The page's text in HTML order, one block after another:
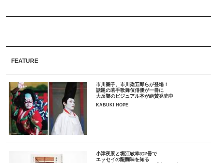
FEATURE
市川團子、市川染五郎らが登場！
話題の若手歌舞伎俳優が一冊に
大反響のビジュアル本が絶賛発売中
KABUKI HOPE
小津夜景と堀江敏幸の2冊で
エッセイの醍醐味を知る